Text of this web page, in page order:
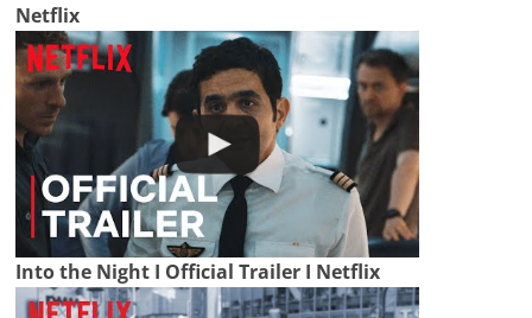
Netflix
Into the Night I Official Trailer I Netflix